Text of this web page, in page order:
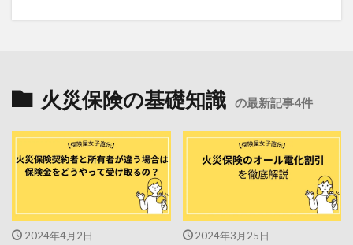
火災保険の基礎知識 の最新記事4件
2024年4月2日 2024年3月25日